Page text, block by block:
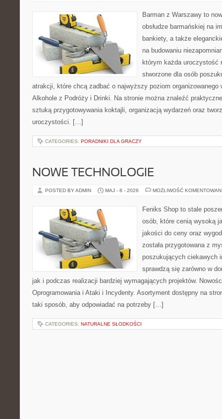
Barman z Warszawy to
obsłudze barmańskiej na
bankiety, a także
na budowaniu
którym każda uroczystość
stworzone dla osób
atrakcji, które chcą zadbać o najwyższy poziom organizowanego
Alkohole z Podróży i Drinki. Na stronie można znaleźć
sztuką przygotowywania koktajli, organizacją wydarzeń oraz
uroczystości. […]
CATEGORIES: PORADNIKI DLA GRACZY
NOWE TECHNOLOGIE
POSTED BY ADMIN MAJ - 8 - 2026 MOŻLIWOŚĆ
Feniks Shop to stale
osób, które cenią wysoką
jakości do ceny oraz
została przygotowana z
poszukujących ciekawych
sprawdzą się zarówno w
jak i podczas realizacji bardziej wymagających projektów.
Oprogramowania i Ataki i Incydenty. Asortyment dostępny na
taki sposób, aby odpowiadać na potrzeby […]
CATEGORIES: NATURALNE SŁODKOŚCI